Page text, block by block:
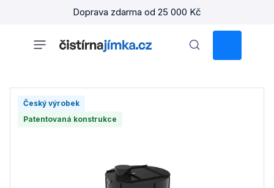
Doprava zdarma od 25 000 Kč
KOŠÍK
Český výrobek
Patentovaná konstrukce